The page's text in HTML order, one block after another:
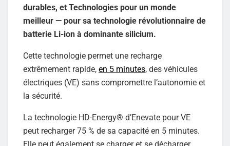
durables, et Technologies pour un monde
meilleur — pour sa technologie révolutionnaire de
batterie Li-ion à dominante silicium.
Cette technologie permet une recharge
extrêmement rapide, en 5 minutes, des véhicules
électriques (VE) sans compromettre l’autonomie et
la sécurité.
La technologie HD-Energy® d’Enevate pour VE
peut recharger 75 % de sa capacité en 5 minutes.